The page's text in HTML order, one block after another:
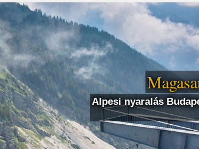
Alpesi nyaralás